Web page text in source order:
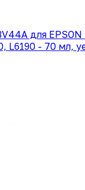
для
L6190 - 70 мл,